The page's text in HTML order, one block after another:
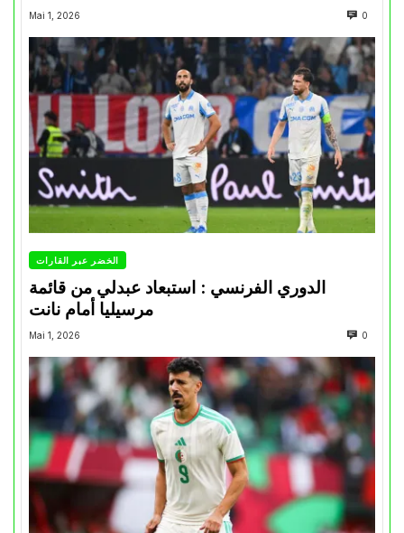
Mai 1, 2026 0
الخضر عبر القارات
الدوري الفرنسي : استبعاد عبدلي من قائمة
مرسيليا أمام نانت
Mai 1, 2026 0